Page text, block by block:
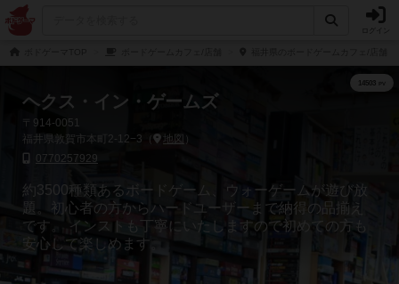
ヘクス・イン・ゲームズ
〒914-0051
福井県敦賀市本町2-12−3（
地図 ）
0770257929
約3500種類あるボードゲーム、ウォーゲームが遊び放
題。初心者の方からハードユーザーまで納得の品揃え
です。 インストも丁寧にいたしますので初めての方も
安心して楽しめます。